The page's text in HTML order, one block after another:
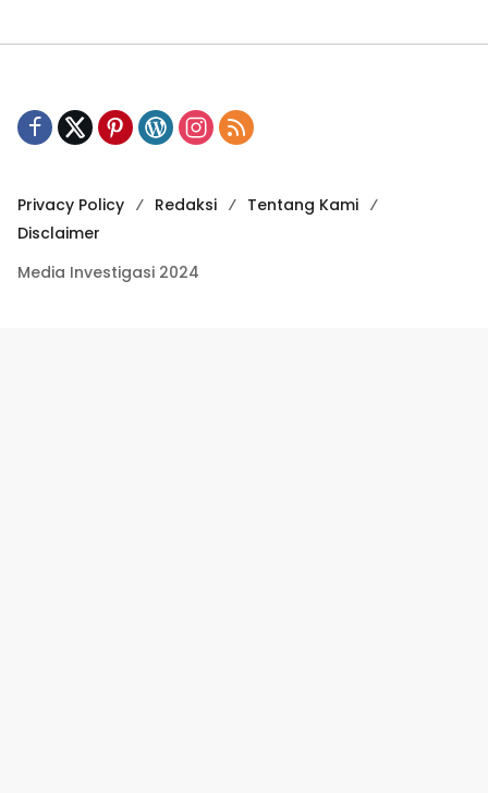
Privacy Policy Redaksi
Tentang Kami
Disclaimer
Media Investigasi 2024